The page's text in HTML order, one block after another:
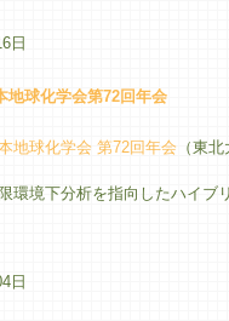
日
地球化学会第72回年会
地球化学会 第72回年会 （東
環境下分析を指向したハイブ
日